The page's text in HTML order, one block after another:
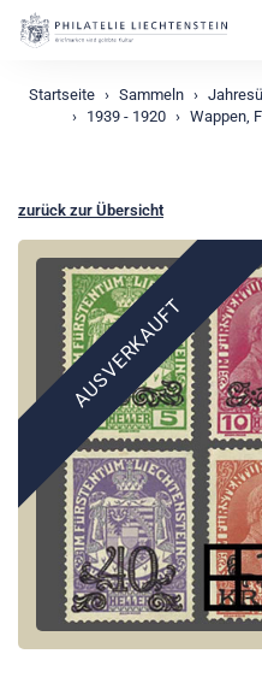
Startseite Sammeln
1939 - 1920
Wappen,
zurück zur Übersicht
AUSVERKAUFT